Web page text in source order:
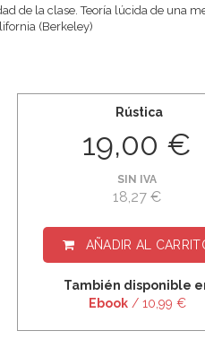
de la clase. Teoría lúcida de una
(Berkeley)
Rústica
19,00 €
SIN IVA
18,27 €
AÑADIR AL
También disponible
Ebook/ 10,99 €